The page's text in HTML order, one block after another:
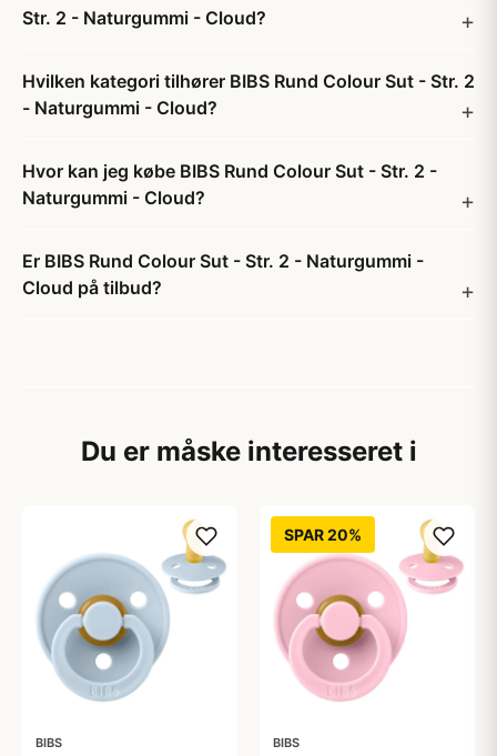
Str. 2 - Naturgummi - Cloud?
Hvilken kategori tilhører BIBS Rund Colour Sut - Str. 2
- Naturgummi - Cloud?
Hvor kan jeg købe BIBS Rund Colour Sut - Str. 2 -
Naturgummi - Cloud?
Er BIBS Rund Colour Sut - Str. 2 - Naturgummi -
Cloud på tilbud?
Du er måske interesseret i
BIBS
SPAR 20%
BIBS